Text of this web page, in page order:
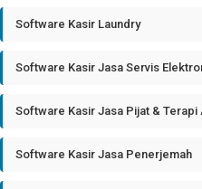
Software Kasir Laundry
Software Kasir Jasa Servis
Software Kasir Jasa Pijat &
Software Kasir Jasa Penerjemah